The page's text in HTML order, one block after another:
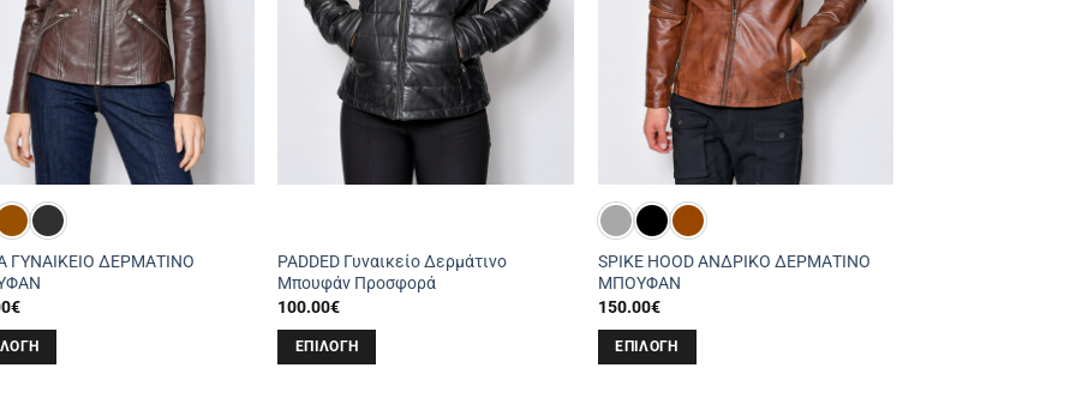
ΓΥΝΑΙΚΕΙΟ ΔΕΡΜΑΤΙΝΟ
€
PADDED Γυναικείο Δερμάτινο
Μπουφάν Προσφορά
100.00€
ΕΠΙΛΟΓΉ
SPIKE HOOD ΑΝΔΡΙΚΟ ΔΕΡΜΑΤΙΝΟ
ΜΠΟΥΦΑΝ
150.00€
ΕΠΙΛΟΓΉ